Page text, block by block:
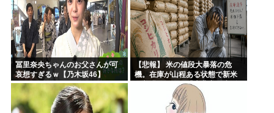
冨里奈央ちゃんのお父さんが可
哀想すぎるｗ【乃木坂46】
【悲報】 米の値段大暴落の危
機。在庫が山程ある状態で新米
の収穫始まる。「米農家が生活